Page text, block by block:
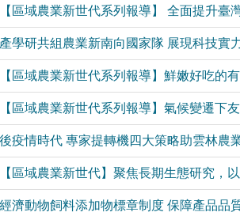
【區域農業新世代系列報導】 全面提升
產學研共組農業新南向國家隊 展現科技實
【區域農業新世代系列報導】鮮嫩好吃的
【區域農業新世代系列報導】氣候變遷
後疫情時代 專家提轉機四大策略助雲林農
【區域農業新世代】聚焦長期生態研究，
經濟動物飼料添加物標章制度 保障產品品